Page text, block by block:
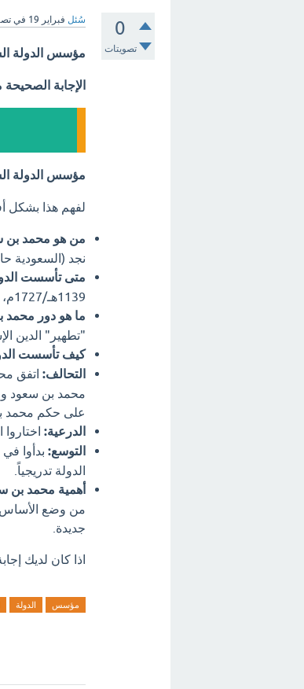
0
تصويتات
سُئل فبراير 19 في
مؤسس الدولة
الإجابة
مؤسس الدولة
لفهم هذا بشكل
من هو محمد بن
نجد (السعودية
متى تأسست
1139هـ/1727م، عندما تحالف محمد بن سعود مع الشيخ محمد بن عبد الوهاب.
ما هو دور محمد
"تطهير" الدين
كيف تأسست
التحالف: اتفق
محمد بن سعود
على حكم محمد
الدرعية:
التوسع: بدأوا
الدولة تدريجياً.
أهمية محمد بن
من وضع الأساس
جديدة.
اذا كان لديك
مؤسس الدولة